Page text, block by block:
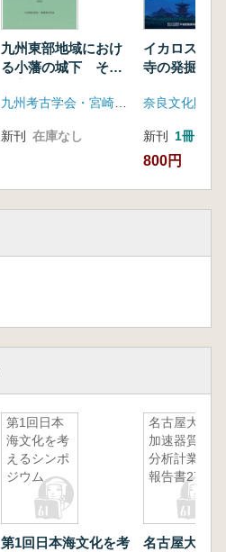
九州東部地域におけ
る小藩の城下 その
考古学的追究
九州考古学会・宮崎考古学会
新刊 在庫なし
イカロスの
寺の発掘成
奈良文化財研
新刊 1冊
800円
第1回日本
海文化を考
えるシンポ
ジウム
第1回日本海文化を考
名古屋大学
加速器質量
分析計業績
報告書27
名古屋大学